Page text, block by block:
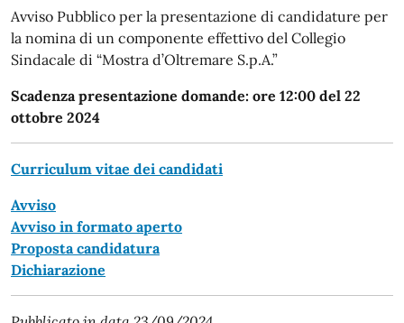
Avviso Pubblico per la presentazione di candidature per
la nomina di un componente effettivo del Collegio
Sindacale di “Mostra d’Oltremare S.p.A.”
Scadenza presentazione domande: ore 12:00 del 22
ottobre 2024
Curriculum vitae dei candidati
Avviso
Avviso in formato aperto
Proposta candidatura
Dichiarazione